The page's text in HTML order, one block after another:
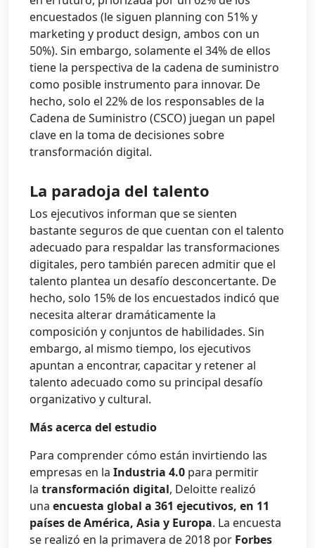
encuestados (le siguen planning con 51% y
marketing y product design, ambos con un
50%). Sin embargo, solamente el 34% de ellos
tiene la perspectiva de la cadena de suministro
como posible instrumento para innovar. De
hecho, solo el 22% de los responsables de la
Cadena de Suministro (CSCO) juegan un papel
clave en la toma de decisiones sobre
transformación digital.
La paradoja del talento
Los ejecutivos informan que se sienten
bastante seguros de que cuentan con el talento
adecuado para respaldar las transformaciones
digitales, pero también parecen admitir que el
talento plantea un desafío desconcertante. De
hecho, solo 15% de los encuestados indicó que
necesita alterar dramáticamente la
composición y conjuntos de habilidades. Sin
embargo, al mismo tiempo, los ejecutivos
apuntan a encontrar, capacitar y retener al
talento adecuado como su principal desafío
organizativo y cultural.
Más acerca del estudio
Para comprender cómo están invirtiendo las
empresas en la Industria 4.0 para permitir
la transformación digital, Deloitte realizó
una encuesta global a 361 ejecutivos, en 11
países de América, Asia y Europa. La encuesta
se realizó en la primavera de 2018 por Forbes